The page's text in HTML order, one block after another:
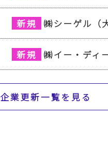
㈱シーゲル（
㈱イー・ディ
企業更新一覧を見る